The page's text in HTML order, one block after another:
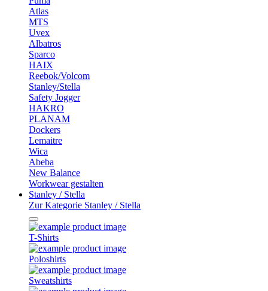
Atlas
MTS
Uvex
Albatros
Sparco
HAIX
Reebok/Volcom
Stanley/Stella
Safety Jogger
HAKRO
PLANAM
Dockers
Lemaitre
Wica
Abeba
New Balance
Workwear gestalten
Stanley / Stella
Zur Kategorie Stanley / Stella
T-Shirts
Poloshirts
Sweatshirts